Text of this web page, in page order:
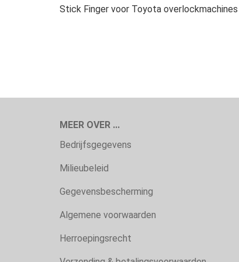
Stick Finger voor Toyota
MEER OVER ...
Bedrijfsgegevens
Milieubeleid
Gegevensbescherming
Algemene voorwaarden
Herroepingsrecht